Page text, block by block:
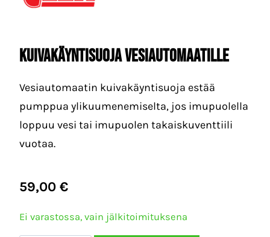
Kuivakäyntisuoja Vesiautomaatille
Vesiautomaatin kuivakäyntisuoja estää
pumppua ylikuumenemiselta, jos imupuolella
loppuu vesi tai imupuolen takaiskuventtiili
vuotaa.
59,00 €
Ei varastossa, vain jälkitoimituksena